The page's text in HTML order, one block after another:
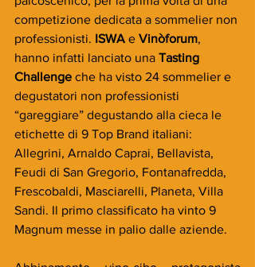
competizione dedicata a sommelier non
professionisti. ISWA e Vinòforum,
hanno infatti lanciato una Tasting
Challenge che ha visto 24 sommelier e
degustatori non professionisti
“gareggiare” degustando alla cieca le
etichette di 9 Top Brand italiani:
Allegrini, Arnaldo Caprai, Bellavista,
Feudi di San Gregorio, Fontanafredda,
Frescobaldi, Masciarelli, Planeta, Villa
Sandi. Il primo classificato ha vinto 9
Magnum messe in palio dalle aziende.